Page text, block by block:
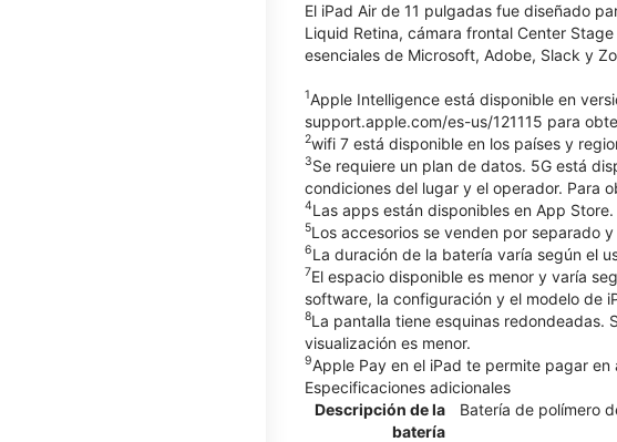
El iPad Air de 11 pulgadas fue diseñado
Liquid Retina, cámara frontal Center
esenciales de Microsoft, Adobe, Slack y
1Apple Intelligence está disponible en
support.apple.com/es-us/121115 para
2wifi 7 está disponible en los países y
3Se requiere un plan de datos. 5G está
condiciones del lugar y el operador. Para
4Las apps están disponibles en App
5Los accesorios se venden por separado
6La duración de la batería varía según el
7El espacio disponible es menor y varía
software, la configuración y el modelo de
8La pantalla tiene esquinas redondeadas.
visualización es menor.
9Apple Pay en el iPad te permite pagar en
Especificaciones adicionales
Descripción de la
batería
Batería de polímero